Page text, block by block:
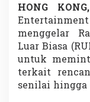
HONG
menggelar
Luar Biasa
untuk
terkait
senilai hingga